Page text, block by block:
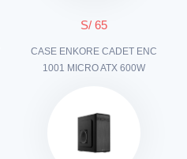
S/ 65
CASE ENKORE CADET ENC
1001 MICRO ATX 600W